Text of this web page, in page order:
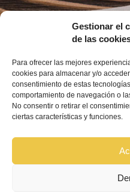
Gestionar el
de las
Para ofrecer las mejores
cookies para almacenar y/o
consentimiento de estas
comportamiento de navegación o
No consentir o retirar el
ciertas características y funciones.